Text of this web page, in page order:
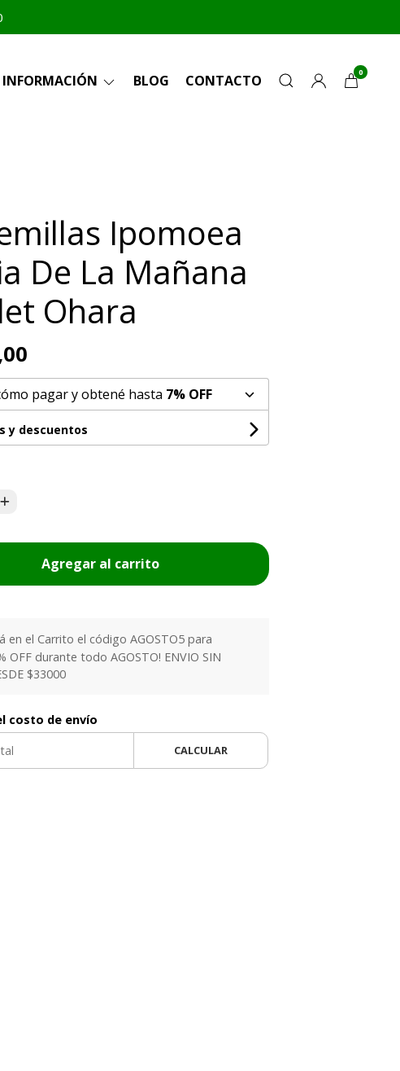
INFORMACIÓN BLOG CONTACTO 0
Ipomoea
De La Mañana
Ohara
pagar y obtené hasta 7% OFF
y descuentos
Agregar al carrito
en el Carrito el código AGOSTO5 para
OFF durante todo AGOSTO! ENVIO SIN
$33000
costo de envío
CALCULAR